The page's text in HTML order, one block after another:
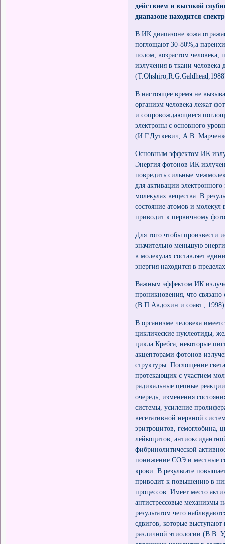
действием и высокой
диапазоне находится
В ИК диапазоне кожа
поглощают 30-80%,а
полом, возрастом
излучения в ткани
В настоящее время не
организм человека лежат
и сопровождающиеся
электроны с основного
(И.Г.Дуткевич, А.В.
Основным эффектом ИК
Энергия фотонов ИК
повредить сильные
для активации
молекулах вещества. В
состояние атомов и
приводит к первичному
Для того чтобы произвести
значительно меньшую
в молекулах составляет
энергия находится в
Важным эффектом ИК
проникновения, что
(В.П.Авдохин и соавт.,
В организме человека
циклические нуклеотиды,
цикла Кребса, некоторые
акцепторами фотонов
структуры. Поглощение
протекающих с участием
радикальные цепные
очередь, изменения
системы, усиление
вегетативной нервной
эритроцитов, гемоглобина,
лейкоцитов,
фибринолитической
понижение СОЭ и местные
крови. В результате
приводит к повышению в
процессов. Имеет место
антистрессовые механизмы
результатом чего
сдвигов, которые
различной этиологии (В.В.